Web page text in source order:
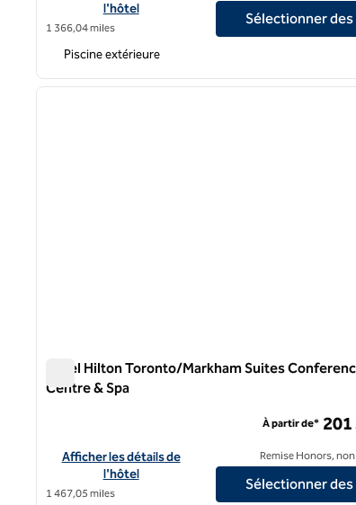
l'hôtel
1 366,04 miles
Sélectionner
Piscine extérieure
1 sur 12
Hôtel Hilton Toronto/Markham Suites
Centre & Spa
Afficher les détails de l'hôtel Hilton Toronto/
Afficher les détails de
l'hôtel
1 467,05 miles
À partir de* 201
Remise Honors,
Sélectionner